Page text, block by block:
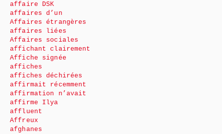
affaire DSK
affaires d’un
Affaires étrangères
affaires liées
Affaires sociales
affichant clairement
Affiche signée
affiches
affiches déchirées
affirmait récemment
affirmation n’avait
affirme Ilya
affluent
Affreux
afghanes